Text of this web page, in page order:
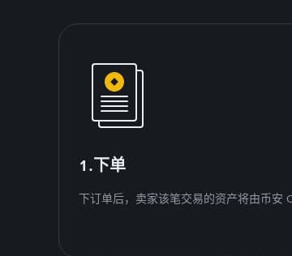
1.下单
下订单后，卖家该笔交易的资产将由币安